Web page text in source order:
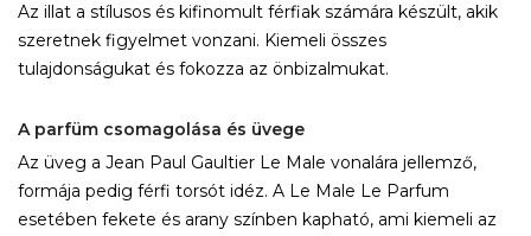
Az illat a stílusos és kifinomult férfiak számára készült, akik
szeretnek figyelmet vonzani. Kiemeli összes
tulajdonságukat és fokozza az önbizalmukat.
A parfüm csomagolása és üvege
Az üveg a Jean Paul Gaultier Le Male vonalára jellemző,
formája pedig férfi torsót idéz. A Le Male Le Parfum
esetében fekete és arany színben kapható, ami kiemeli az
Create wishlist
Wishlist name